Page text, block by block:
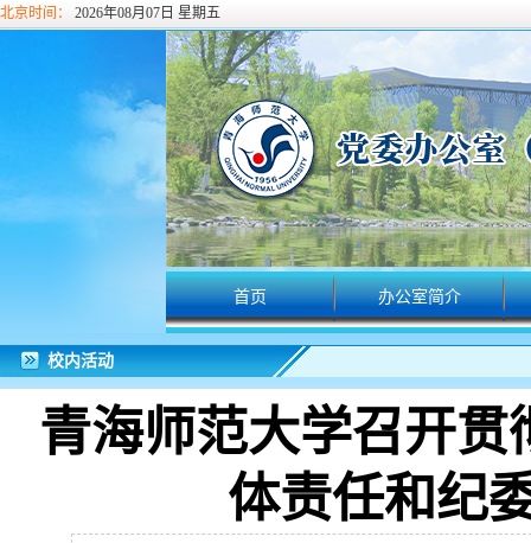
北京时间： 2026年08月07日 星期五
首页 办公室简介
校内活动
青海师范大学召开
体责任和纪